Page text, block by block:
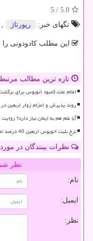
5.0
/ 5
تگهای خبر:
رپورتاژ ,
این مطلب کادودونی
تازه ترین مطالب مرتبط
اعلام علت کمبود اتوبوس برای
روند پذیرش و اعزام زوار اربعین
آیا علم هم به ایمان نیاز دارد؟
نرخ بلیت اتوبوس اربعین 40 درصد تعدیل شد 5600 ناوگان آماده خدمت رسانی
نظرات بینندگان در
نظر
نام:
ایمیل:
نظر: